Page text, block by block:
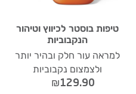
טיפות בוסטר לכיווץ וטיהור
הנקבוביות
למראה עור חלק ובהיר יותר
ולצמצום נקבוביות
₪129.90